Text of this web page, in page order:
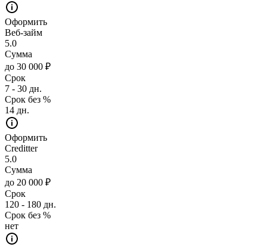
Оформить
Веб-займ
5.0
Сумма
до 30 000 ₽
Срок
7 - 30 дн.
Срок без %
14 дн.
Оформить
Creditter
5.0
Сумма
до 20 000 ₽
Срок
120 - 180 дн.
Срок без %
нет